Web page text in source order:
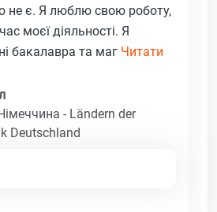
не є. Я люблю свою роботу,
моєї діяльності. Я
бакалавра та маг Читати
- Ländern der
Deutschland